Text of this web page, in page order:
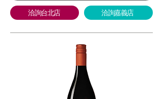
洽詢台北店 洽詢嘉義店